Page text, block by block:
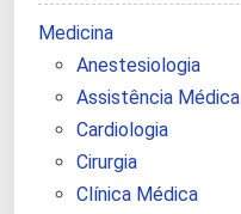
Medicina
Anestesiologia
Assistência Médica
Cardiologia
Cirurgia
Clínica Médica